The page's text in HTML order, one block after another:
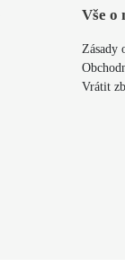
Vše o
Zásady
Vrátit